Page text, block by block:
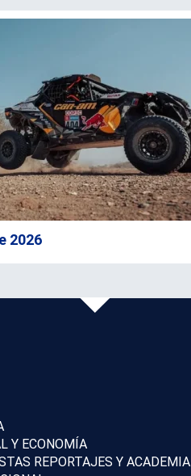
2026
Y ECONOMÍA
REPORTAJES Y ACADEMIA